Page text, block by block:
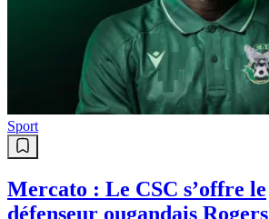
Sport
Mercato : Le CSC s’offre le
défenseur ougandais Rogers